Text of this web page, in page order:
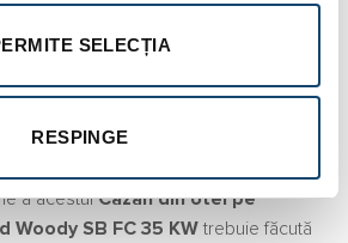
SELECȚIA
RESPINGE
tipuri de combustibil solid. În cazul în
tău, consultă manualul tehnic.
a acestuiCazan din otel pe
Woody SB FC 35 KW trebuie făcută